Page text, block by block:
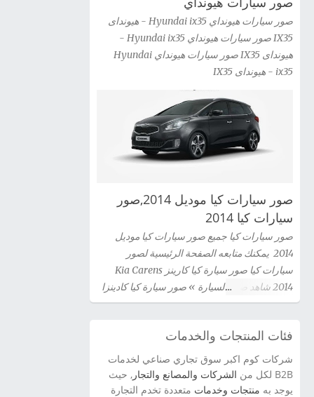
صور سيارات هيونداي Hyundai ix35 - هيونداى
IX35 صور سيارات هيونداي Hyundai ix35 -
هيونداى IX35 صور سيارات هيونداي Hyundai
ix35 - هيونداى IX35
صور سيارات كيا موديل 2014,صور
سيارات كيا 2014
صور سيارات كيا جميع صور سيارات كيا موديل
2014 يمكنك متابعه الصفحة الرئيسية لصور
سيارات كيا صور سيارة كيا كارينز Kia Carens
2014 شاهد صور السيارة » صور سيارة كيا كادينزا
Kia Cadenza 2014 شاهد صور السيارة » صور
شاهد صور السيارة » صور سيارة كيا اوبتيما Kia
Optima 2014 شاهد صور السيارة » سيارة كيا
سورينتو Kia Sorento 2014 شاهد صور السيارة »
فئات المنتجات والخدمات
شركات كوم اكبر سوق تجاري صناعي لخدمات
B2B لكل من
الشركات والمصانع والتجار , حيث
يوجد به منتجات وخدمات متعددة تخدم التجارة